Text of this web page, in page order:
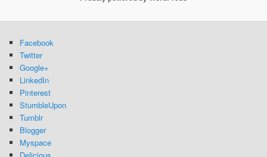
Facebook
Twitter
Google+
LinkedIn
Pinterest
StumbleUpon
Tumblr
Blogger
Myspace